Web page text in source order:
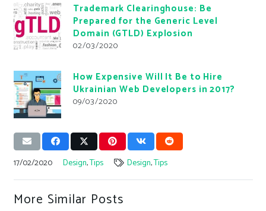
Trademark Clearinghouse: Be
Prepared for the Generic Level
Domain (GTLD) Explosion
02/03/2020
How Expensive Will It Be to Hire
Ukrainian Web Developers in 2017?
09/03/2020
17/02/2020 Design,Tips Design,Tips
More Similar Posts